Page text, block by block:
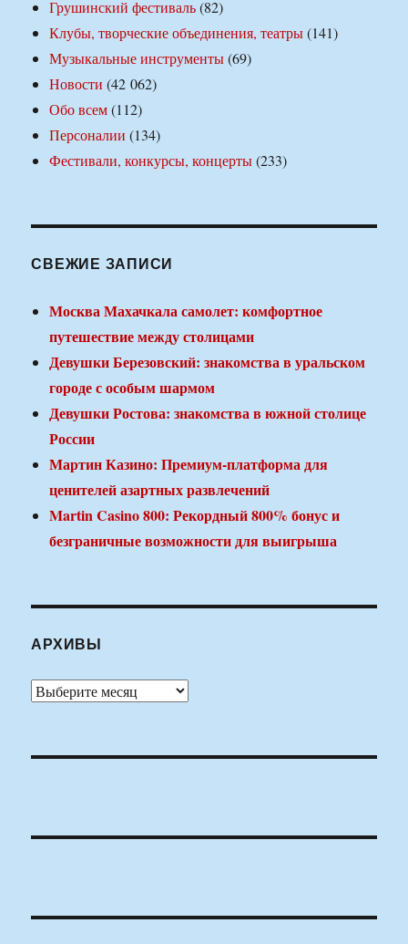
Грушинский фестиваль(82)
Клубы, творческие объединения, театры(141)
Музыкальные инструменты(69)
Новости (42 062)
Обо всем(112)
Персоналии (134)
Фестивали, конкурсы, концерты(233)
СВЕЖИЕ ЗАПИСИ
Москва Махачкала самолет: комфортное
путешествие между столицами
Девушки Березовский: знакомства в уральском
городе с особым шармом
Девушки Ростова: знакомства в южной столице
России
Мартин Казино: Премиум-платформа для
ценителей азартных развлечений
Martin Casino 800: Рекордный 800% бонус и
безграничные возможности для выигрыша
АРХИВЫ
Архивы